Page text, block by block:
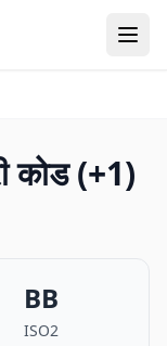
कोड (+1)
BB
ISO2